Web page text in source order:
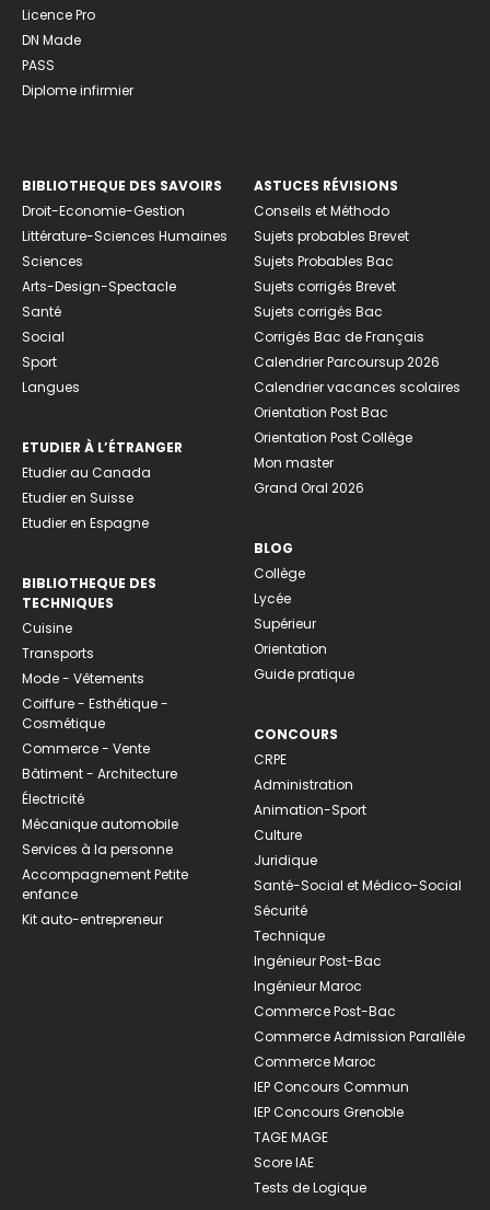
Licence Pro
DN Made
PASS
Diplome infirmier
BIBLIOTHEQUE DES SAVOIRS
Droit-Economie-Gestion
Littérature-Sciences Humaines
Sciences
Arts-Design-Spectacle
Santé
Social
Sport
Langues
ETUDIER À L’ÉTRANGER
Etudier au Canada
Etudier en Suisse
Etudier en Espagne
BIBLIOTHEQUE DES
TECHNIQUES
Cuisine
Transports
Mode - Vêtements
Coiffure - Esthétique -
Cosmétique
Commerce - Vente
Bâtiment - Architecture
Électricité
Mécanique automobile
Services à la personne
Accompagnement Petite
enfance
Kit auto-entrepreneur
ASTUCES RÉVISIONS
Conseils et Méthodo
Sujets probables Brevet
Sujets Probables Bac
Sujets corrigés Brevet
Sujets corrigés Bac
Corrigés Bac de Français
Calendrier Parcoursup 2026
Calendrier vacances scolaires
Orientation Post Bac
Orientation Post Collège
Mon master
Grand Oral 2026
BLOG
Collège
Lycée
Supérieur
Orientation
Guide pratique
CONCOURS
CRPE
Administration
Animation-Sport
Culture
Juridique
Santé-Social et Médico-Social
Sécurité
Technique
Ingénieur Post-Bac
Ingénieur Maroc
Commerce Post-Bac
Commerce Admission Parallèle
Commerce Maroc
IEP Concours Commun
IEP Concours Grenoble
TAGE MAGE
Score IAE
Tests de Logique